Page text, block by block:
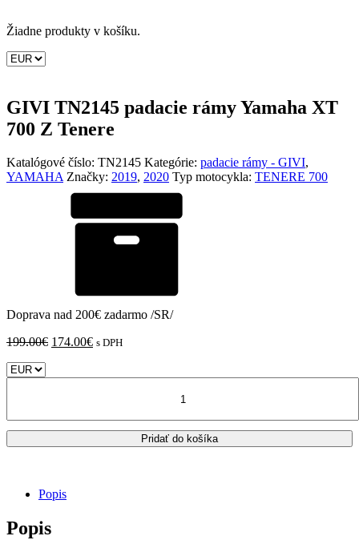
Žiadne produkty v košíku.
GIVI TN2145 padacie rámy Yamaha XT
700 Z Tenere
Katalógové číslo: TN2145 Kategórie: padacie rámy - GIVI,
YAMAHA Značky: 2019, 2020 Typ motocykla: TENERE 700
Doprava nad 200€ zadarmo /SR/
199.00€ Pôvodná
174.00€Aktuálna
s DPH
padacie
rámy
Pridať do košíka
Popis
Popis